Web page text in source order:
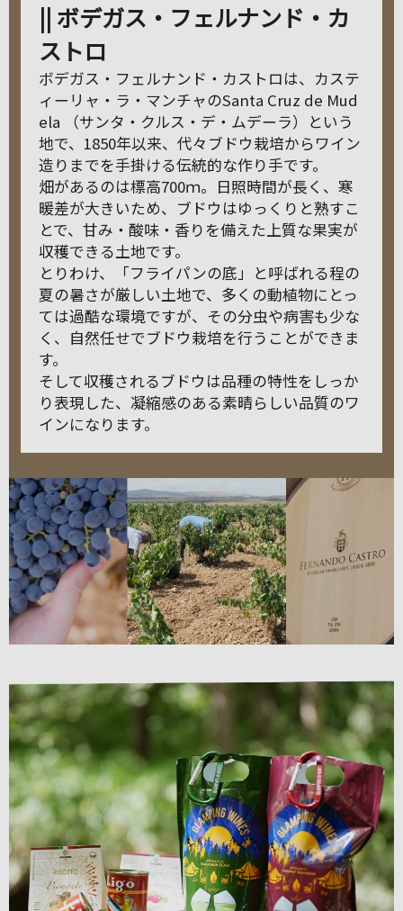
|| ボデガス・フェルナンド・カ
ストロ
ボデガス・フェルナンド・カストロは、カステ
ィーリャ・ラ・マンチャのSanta Cruz de Mud
ela （サンタ・クルス・デ・ムデーラ）という
地で、1850年以来、代々ブドウ栽培からワイン
造りまでを手掛ける伝統的な作り手です。
畑があるのは標高700ｍ。日照時間が長く、寒
暖差が大きいため、ブドウはゆっくりと熟すこ
とで、甘み・酸味・香りを備えた上質な果実が
収穫できる土地です。
とりわけ、「フライパンの底」と呼ばれる程の
夏の暑さが厳しい土地で、多くの動植物にとっ
ては過酷な環境ですが、その分虫や病害も少な
く、自然任せでブドウ栽培を行うことができま
す。
そして収穫されるブドウは品種の特性をしっか
り表現した、凝縮感のある素晴らしい品質のワ
インになります。